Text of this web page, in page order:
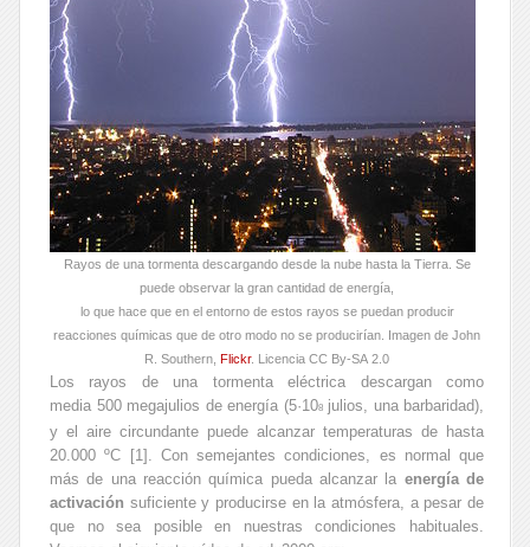
Rayos de una tormenta descargando desde la nube hasta la Tierra. Se
puede observar la gran cantidad de energía,
lo que hace que en el entorno de estos rayos se puedan producir
reacciones químicas que de otro modo no se producirían. Imagen de John
R. Southern, Flickr. Licencia CC By-SA 2.0
Los rayos de una tormenta eléctrica descargan como
media 500 megajulios de energía (5·108julios, una barbaridad),
y el aire circundante puede alcanzar temperaturas de hasta
20.000 ºC [1]. Con semejantes condiciones, es normal que
más de una reacción química pueda alcanzar la energía de
activación suficiente y producirse en la atmósfera, a pesar de
que no sea posible en nuestras condiciones habituales.